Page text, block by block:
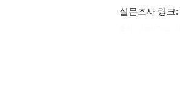
설문조사 링크: